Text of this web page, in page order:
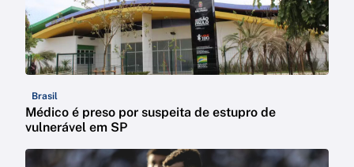
Brasil
Médico é preso por suspeita de estupro de
vulnerável em SP